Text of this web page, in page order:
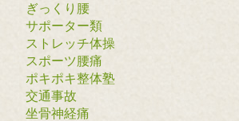
ぎっくり腰
サポーター類
ストレッチ体操
スポーツ腰痛
ポキポキ整体塾
交通事故
坐骨神経痛